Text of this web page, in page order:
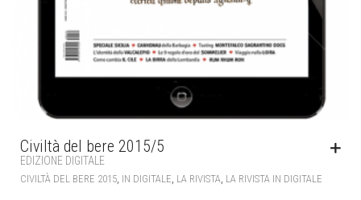
Civiltà del bere 2015/5
EDIZIONE DIGITALE
CIVILTÀ DEL BERE 2015 IN DIGITALE LA RIVISTA LA RIVISTA IN DIGITALE